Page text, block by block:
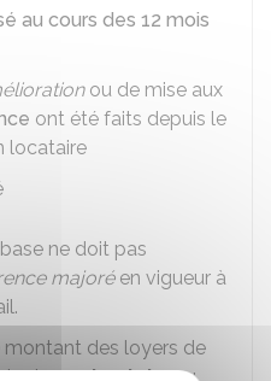
au cours des 12 mois
ou de mise aux
ont été faits depuis le
locataire
ne doit pas
majoréen vigueur à
des loyers de